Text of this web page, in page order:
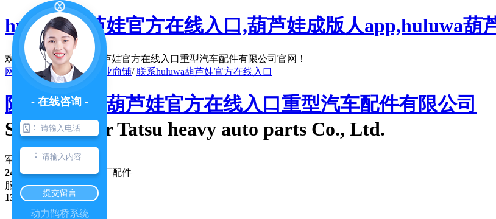
huluwa葫芦娃官方在线入口,葫芦娃成版人app,huluwa葫
欢迎访问陕西huluwa葫芦娃官方在线入口重型汽车配件有限公司官网！
网站地图/在线留言/ 企业商铺/联系huluwa葫芦娃官方在线入口
陕西huluwa葫芦娃官方在线入口重型汽车配件有限公司
Shaanxi four Tatsu heavy auto parts Co., Ltd.
军(民)车配件行业 品牌
24年专注，优势纯正原厂配件
服务咨询热线
13991351017
- 在线咨询 -
：
：
提交留言
动力鹊桥系统